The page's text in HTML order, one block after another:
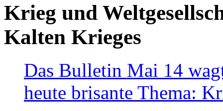
Krieg und
Kalten Krieges
Das Bulletin Mai 14
heute brisante Thema: